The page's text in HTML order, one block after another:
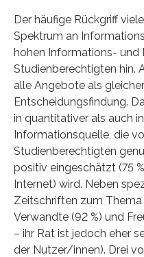
Der häufige Rückgriff
Spektrum an
hohen Informations- und
Studienberechtigten hin.
alle Angebote als
Entscheidungsfindung.
in quantitativer als auch
Informationsquelle, die
Studienberechtigten
positiv eingeschätzt (75
Internet) wird. Neben
Zeitschriften zum Thema
Verwandte (92 %) und
– ihr Rat ist jedoch eher
der Nutzer/innen). Drei